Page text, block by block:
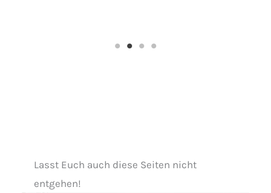
Lasst Euch auch diese Seiten nicht
entgehen!